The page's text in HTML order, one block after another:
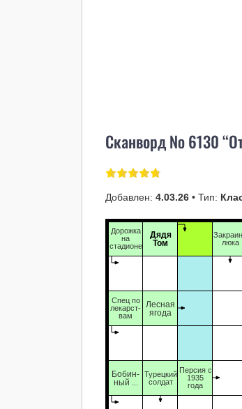
Сканворд № 6130
Добавлен:4.03.26 • Тип:
Дорожка
на
стадионе
Дядя
Том
люка
Спец по
лекарст-
вам
Лесная
ягода
Бобин-
ный ...
Турецкий
солдат
Персия с
1935
года